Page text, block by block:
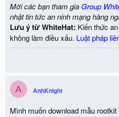
Mời các bạn tham gia Group
nhật tin tức an ninh mạng hàng
Lưu ý từ WhiteHat: Kiến thức
không làm điều xấu. Luật pháp
A AnhKnight
Mình muốn download mẫu